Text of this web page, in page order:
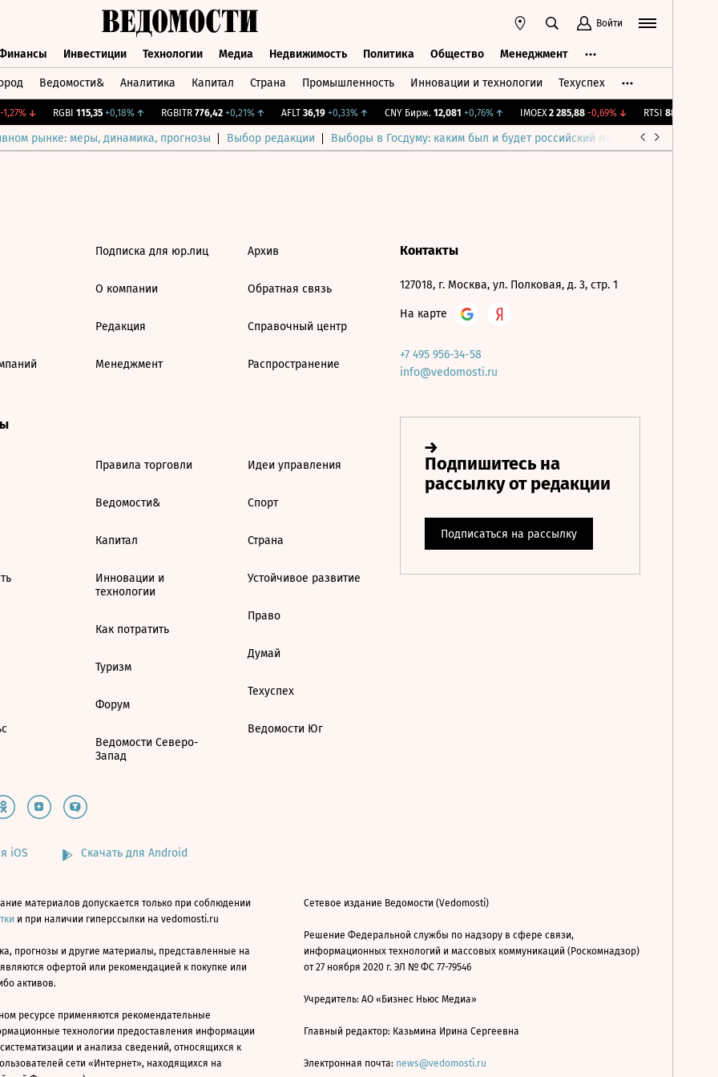
Войти
Инвестиции Технологии Медиа Недвижимость Политика Общество Менеджмент
Ведомости& Аналитика Капитал Страна Промышленность Инновации и технологии Техуспех
↓ RGBI 115,35 +0,18%↑ RGBITR 776,42 +0,21%↑ AFLT 36,19 +0,33%↑ CNY Бирж. 12,081 +0,76%↑ IMOEX 2 285,88 -0,69%↓ RTSI 884,56
рынке: меры, динамика, прогнозы Выбор редакции Выборы в Госдуму: каким был и будет российский парламент
Подписка для юр.лиц
О компании
Редакция
Менеджмент
Архив
Обратная связь
Справочный центр
Распространение
Правила торговли
Ведомости&
Капитал
Инновации и
технологии
Как потратить
Туризм
Форум
Ведомости Северо-
Запад
Идеи управления
Спорт
Страна
Устойчивое развитие
Право
Думай
Техуспех
Ведомости Юг
Контакты
127018, г. Москва, ул. Полковая, д. 3, стр. 1
На карте
+7 495 956-34-58
info@vedomosti.ru
iOS Скачать для Android
материалов допускается только при соблюдении
и при наличии гиперссылки на vedomosti.ru
прогнозы и другие материалы, представленные на
офертой или рекомендацией к покупке или
активов.
ресурсе применяются рекомендательные
технологии предоставления информации
и анализа сведений, относящихся к
сети «Интернет», находящихся на
Сетевое издание Ведомости (Vedomosti)
Решение Федеральной службы по надзору в сфере связи,
информационных технологий и массовых коммуникаций (Роскомнадзор)
от 27 ноября 2020 г. ЭЛ № ФС 77-79546
Учредитель: АО «Бизнес Ньюс Медиа»
Главный редактор: Казьмина Ирина Сергеевна
Электронная почта: news@vedomosti.ru